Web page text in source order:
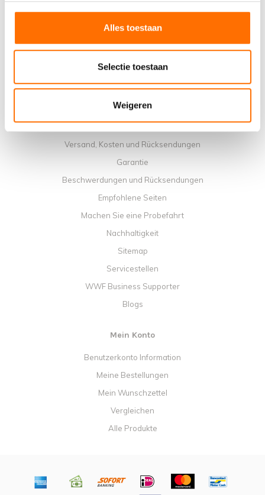
Alles toestaan
Selectie toestaan
Weigeren
Verkaufsstellen
Lehrvideos
Allgemeine Geschäftbedingungen
Datenschutzrichtlinie
Versand, Kosten und Rücksendungen
Garantie
Beschwerdungen und Rücksendungen
Empfohlene Seiten
Machen Sie eine Probefahrt
Nachhaltigkeit
Sitemap
Servicestellen
WWF Business Supporter
Blogs
Mein Konto
Benutzerkonto Information
Meine Bestellungen
Mein Wunschzettel
Vergleichen
Alle Produkte